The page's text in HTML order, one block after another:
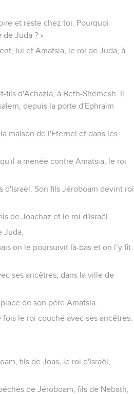
et reste chez toi. Pourquoi
Juda ? »
lui et Amatsia, le roi de Juda, à
fils d'Achazia, à Beth-Shémesh. Il
depuis la porte d'Ephraïm
maison de l'Eternel et dans les
a menée contre Amatsia, le roi
d'Israël. Son fils Jéroboam devint roi
de Joachaz et le roi d'Israël.
Juda.
on le poursuivit là-bas et on l’y fit
ses ancêtres, dans la ville de
de son père Amatsia.
le roi couché avec ses ancêtres.
fils de Joas, le roi d'Israël,
de Jéroboam, fils de Nebath,